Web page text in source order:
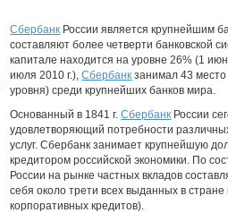
Сбербанк России является крупнейшим
составляют более четверти банковской
капитале находится на уровне 26% (1
июля 2010 г.),Сбербанк занимал 43 место
уровня) среди крупнейших банков мира.
Основанный в 1841 г.Сбербанк России
удовлетворяющий потребности
услуг. Сбербанк занимает крупнейшую
кредитором российской экономики. По
России на рынке частных вкладов
себя около трети всех выданных в
корпоративных кредитов).